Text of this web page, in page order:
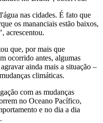
nas cidades. É fato que
os mananciais estão baixos,
acrescentou.
que, por mais que
ocorrido antes, algumas
ainda mais a situação –
climáticas.
com as mudanças
no Oceano Pacífico,
e no dia a dia